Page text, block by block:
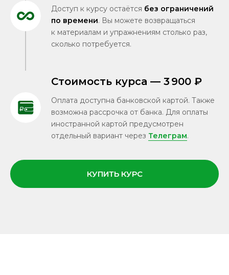
Доступ к курсу остаётся без ограничений
по времени. Вы можете возвращаться
к материалам и упражнениям столько раз,
сколько потребуется.
Стоимость курса — 3 900 ₽
Оплата доступна банковской картой. Также
возможна рассрочка от банка. Для оплаты
иностранной картой предусмотрен
отдельный вариант через Телеграм.
КУПИТЬ КУРС